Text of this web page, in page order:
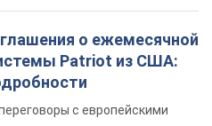
дроны над базой, где
Patriot – Tagesschau
шесть пролетов БПЛА